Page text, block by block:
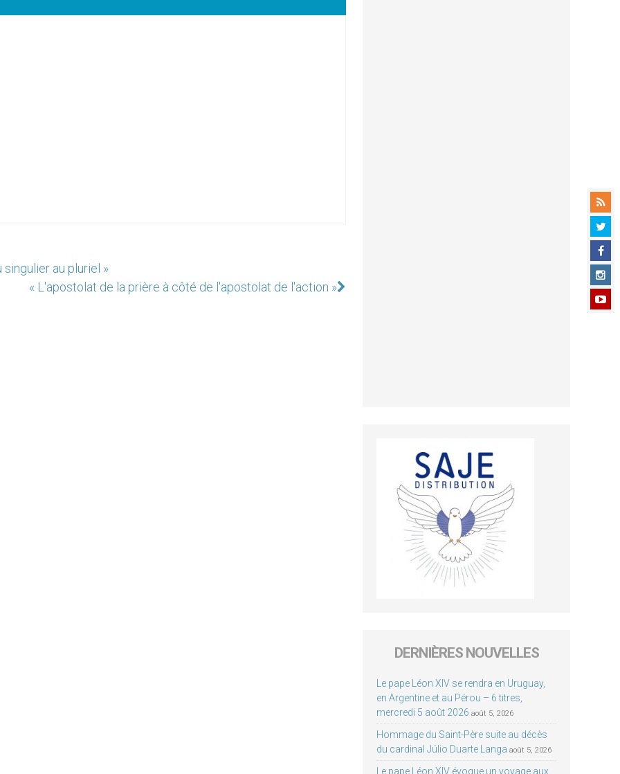
au pluriel »
« L'apostolat de la prière à côté de l'apostolat de l'action »
DERNIÈRES NOUVELLES
Le pape Léon XIV se rendra en Uruguay,
en Argentine et au Pérou – 6 titres,
mercredi 5 août 2026 août 5, 2026
Hommage du Saint-Père suite au décès
du cardinal Júlio Duarte Langa août 5, 2026
Le pape Léon XIV évoque un voyage aux